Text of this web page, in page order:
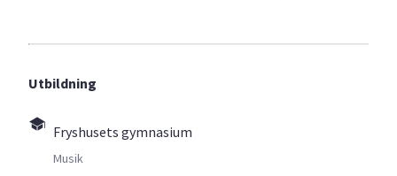
Utbildning
Fryshusets gymnasium
Musik